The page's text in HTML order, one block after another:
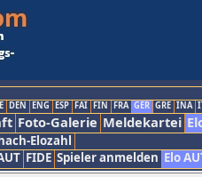
DEN ENG ESP FAI FIN FRA GER GRE INA
Foto-Galerie Meldekartei
Elozahl
FIDE Spieler anmelden Elo